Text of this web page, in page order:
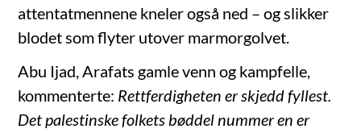
attentatmennene kneler også ned – og slikker
blodet som flyter utover marmorgolvet.
Abu Ijad, Arafats gamle venn og kampfelle,
kommenterte: Rettferdigheten er skjedd fyllest.
Det palestinske folkets bøddel nummer en er